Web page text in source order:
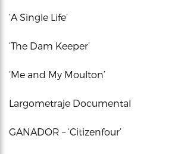
‘A Single Life’
‘The Dam Keeper’
‘Me and My Moulton’
Largometraje Documental
GANADOR – ‘Citizenfour’